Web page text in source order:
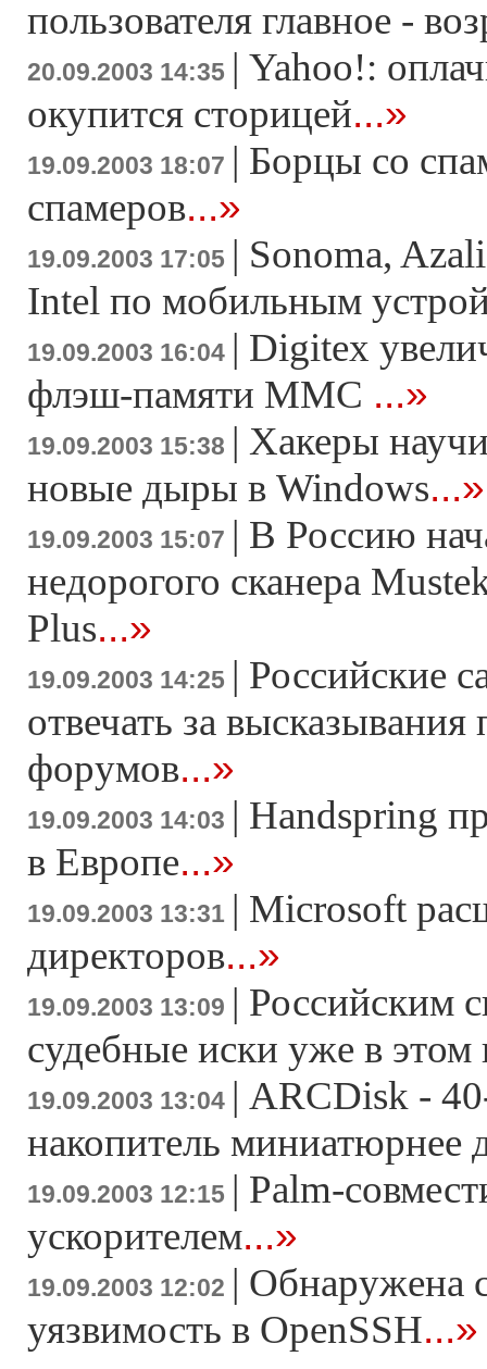
пользователя главное -
20.09.2003 14:35 | Yahoo!:
окупится сторицей...»
19.09.2003 18:07 | Борцы со
спамеров...»
19.09.2003 17:05 | Sonoma,
Intel по мобильным
19.09.2003 16:04 | Digitex
флэш-памяти MMC ...»
19.09.2003 15:38 | Хакеры
новые дыры в Windows...»
19.09.2003 15:07 | В Россию
недорогого сканера
Plus...»
19.09.2003 14:25 | Российские
отвечать за высказывания
форумов...»
19.09.2003 14:03 | Handspring
в Европе...»
19.09.2003 13:31 | Microsoft
директоров...»
19.09.2003 13:09 | Российским
судебные иски уже в этом
19.09.2003 13:04 | ARCDisk -
накопитель миниатюрнее
19.09.2003 12:15 | Palm-
ускорителем...»
19.09.2003 12:02 | Обнаружена
уязвимость в OpenSSH...»